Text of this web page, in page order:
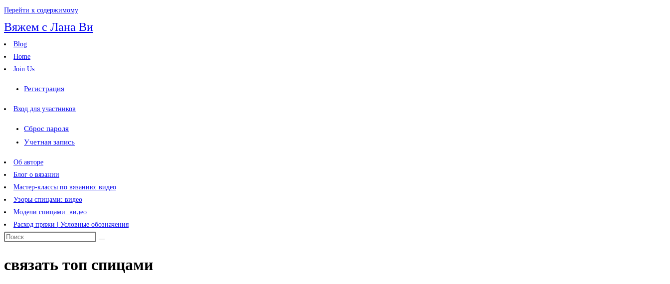
Перейти к содержимому
Вяжем с Лана Ви
Blog
Home
Join Us
Регистрация
Вход для участников
Сброс пароля
Учетная запись
Об авторе
Блог о вязании
Мастер-классы по вязанию: видео
Узоры спицами: видео
Модели спицами: видео
Расход пряжи | Условные обозначения
связать топ спицами